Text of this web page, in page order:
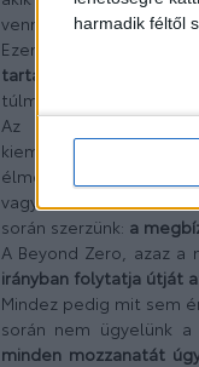
harmadik féltől
vennénk igénybe a
Ezen a ponton
tartani,
túlmutatóan a
Az autózás
kiemelkedően
élményről.)
vagy felhasználóként,
során szerzünk: a
A Beyond Zero, azaz
irányban folytatja útját
Mindez pedig mit sem
során nem ügyelünk
minden mozzanatát